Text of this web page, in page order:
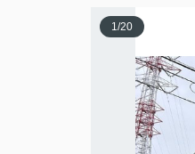
1/20